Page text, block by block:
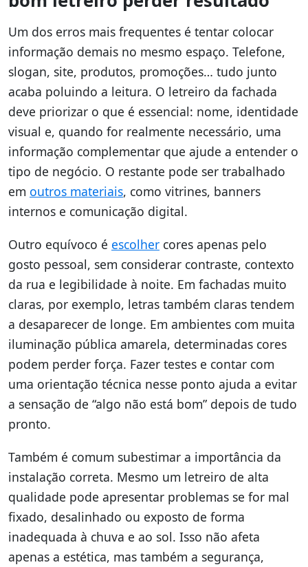
Um dos erros mais frequentes é tentar colocar
informação demais no mesmo espaço. Telefone,
slogan, site, produtos, promoções… tudo junto
acaba poluindo a leitura. O letreiro da fachada
deve priorizar o que é essencial: nome, identidade
visual e, quando for realmente necessário, uma
informação complementar que ajude a entender o
tipo de negócio. O restante pode ser trabalhado
em outros materiais, como vitrines, banners
internos e comunicação digital.
Outro equívoco é escolher cores apenas pelo
gosto pessoal, sem considerar contraste, contexto
da rua e legibilidade à noite. Em fachadas muito
claras, por exemplo, letras também claras tendem
a desaparecer de longe. Em ambientes com muita
iluminação pública amarela, determinadas cores
podem perder força. Fazer testes e contar com
uma orientação técnica nesse ponto ajuda a evitar
a sensação de “algo não está bom” depois de tudo
pronto.
Também é comum subestimar a importância da
instalação correta. Mesmo um letreiro de alta
qualidade pode apresentar problemas se for mal
fixado, desalinhado ou exposto de forma
inadequada à chuva e ao sol. Isso não afeta
apenas a estética, mas também a segurança,